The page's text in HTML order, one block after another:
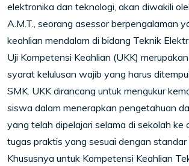
elektronika dan teknologi, akan diwakili
A.M.T., seorang asessor berpengalaman
keahlian mendalam di bidang Teknik
Uji Kompetensi Keahlian (UKK)
syarat kelulusan wajib yang harus
SMK. UKK dirancang untuk mengukur
siswa dalam menerapkan pengetahuan
yang telah dipelajari selama di sekolah ke
tugas praktis yang sesuai dengan standar
Khususnya untuk Kompetensi Keahlian